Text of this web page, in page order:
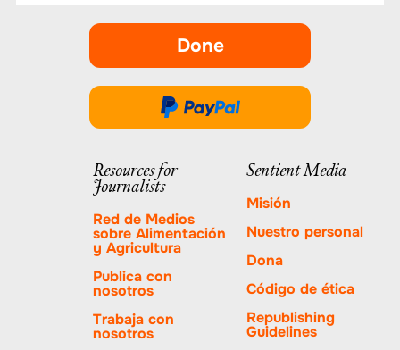
Done
-
abre
en
nueva
pestaña.
Done
través
PayPal
Resources for
Journalists
Red de Medios
sobre Alimentación
y Agricultura
Publica con
nosotros
Trabaja con
nosotros
Sentient Media
Misión
Nuestro personal
Dona
Código de ética
Republishing
Guidelines